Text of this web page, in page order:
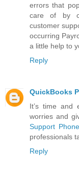
errors that
care of by
customer
occurring
a little help to
Reply
QuickBooks
It’s time and
worries and
Support
professionals
Reply